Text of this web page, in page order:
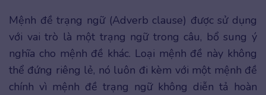
Mệnh đề trạng ngữ (Adverb clause) được sử dụng
với vai trò là một trạng ngữ trong câu, bổ sung ý
nghĩa cho mệnh đề khác. Loại mệnh đề này không
thể đứng riêng lẻ, nó luôn đi kèm với một mệnh đề
chính vì mệnh đề trạng ngữ không diễn tả hoàn